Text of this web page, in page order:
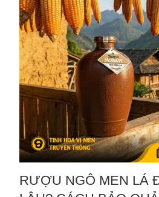
RƯỢU NGÔ MEN LÁ